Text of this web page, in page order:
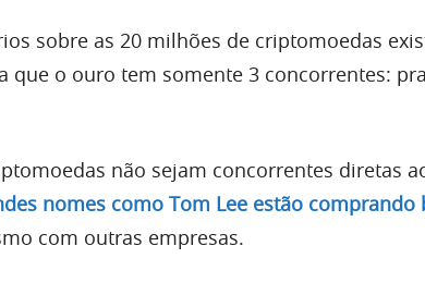
sobre as 20 milhões de criptomoedas
que o ouro tem somente 3 concorrentes:
não sejam concorrentes diretas
nomes como Tom Lee estão comprando
com outras empresas.